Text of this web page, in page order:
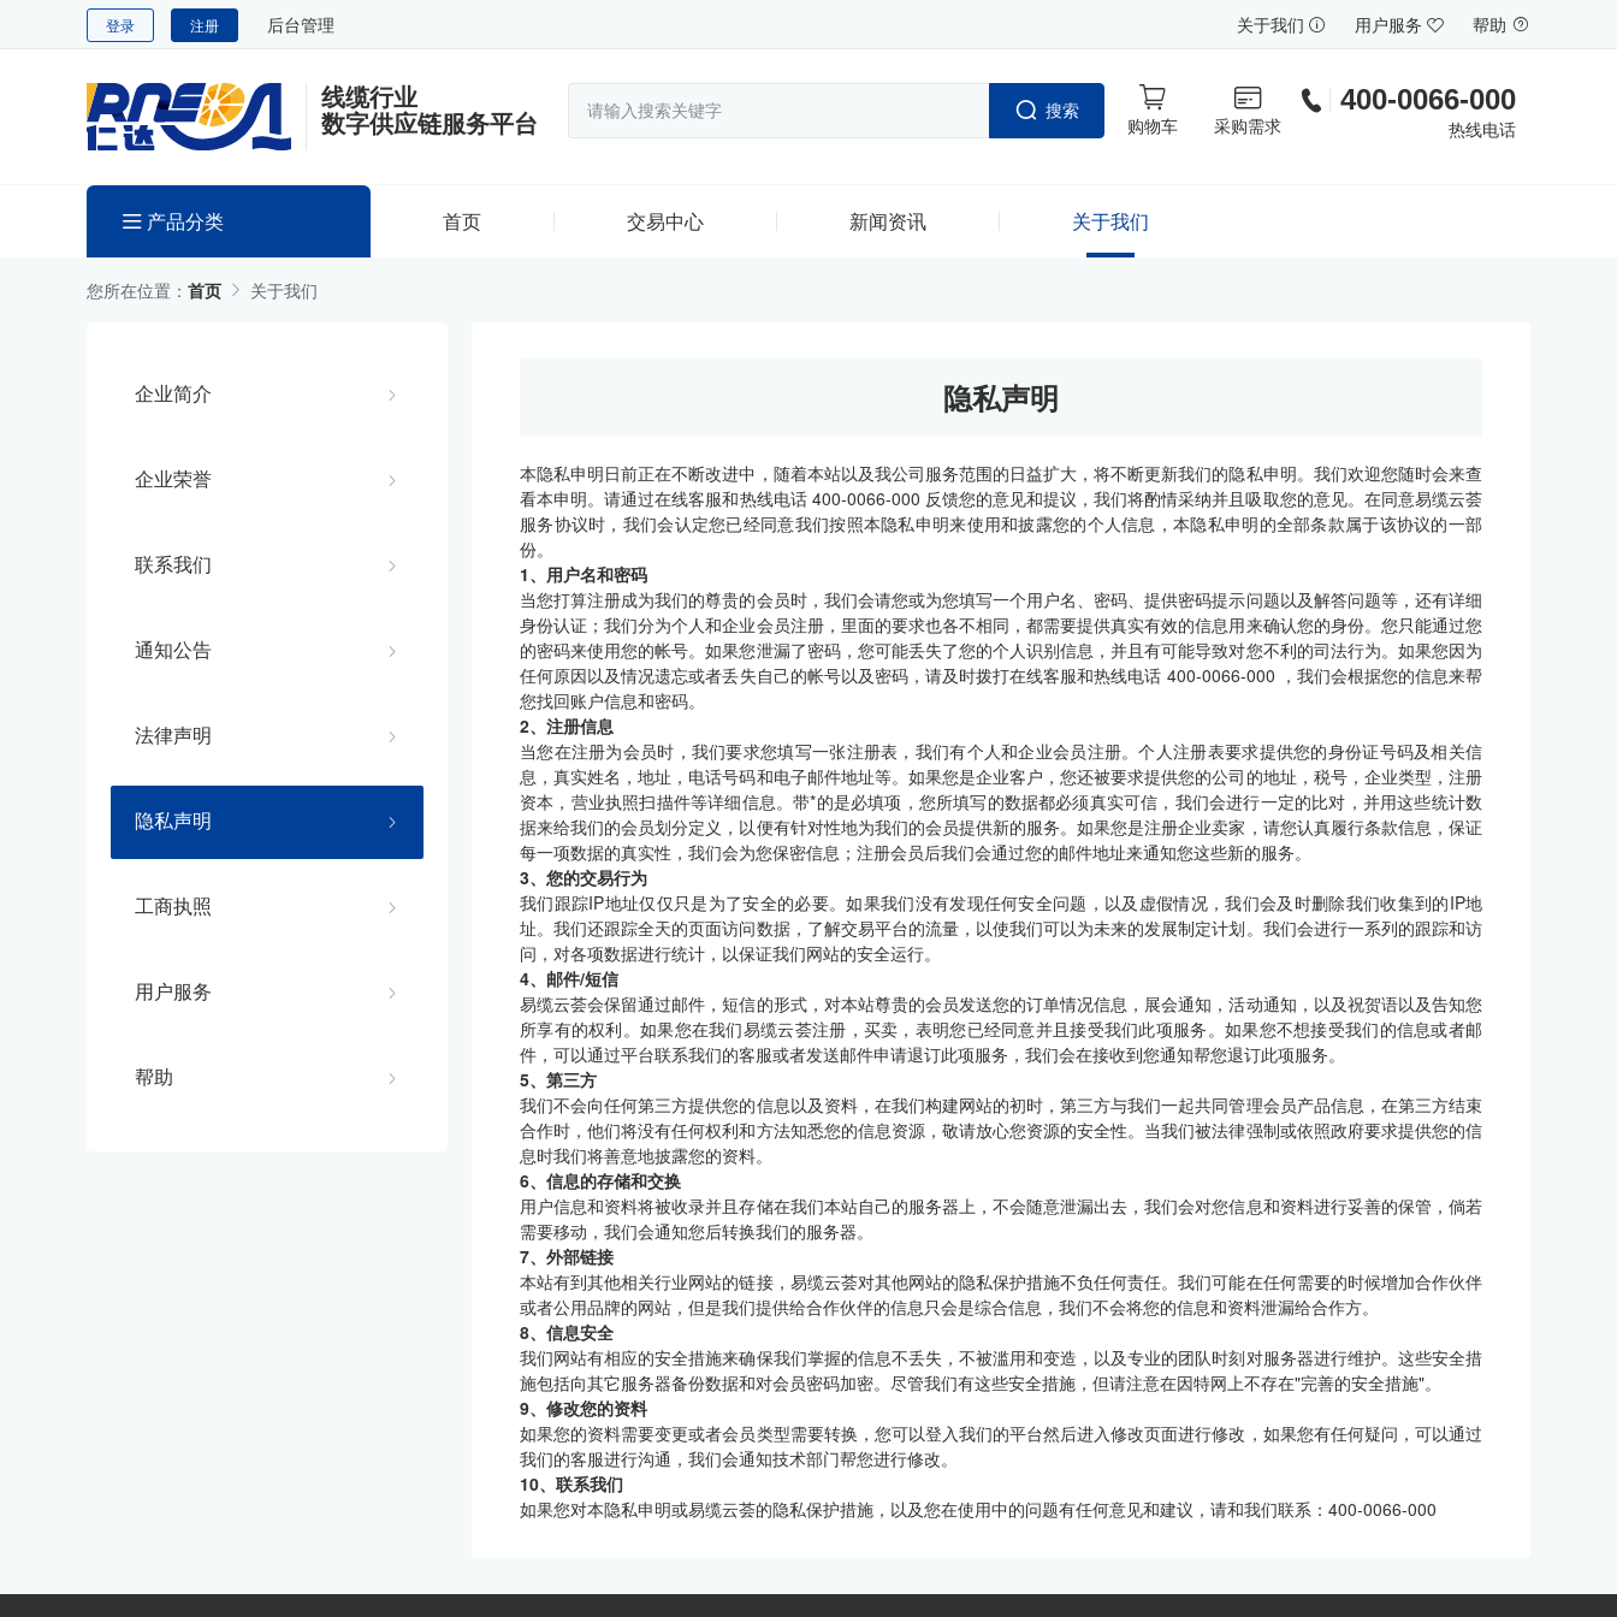
登录 注册 后台管理 关于我们 用户服务 帮助
线缆行业
数字供应链服务平台 搜索
购物车 采购需求
400-0066-000
热线电话
产品分类 首页 交易中心 新闻资讯 关于我们
您所在位置： 首页 关于我们
企业简介
企业荣誉
联系我们
通知公告
法律声明
隐私声明
工商执照
用户服务
帮助
隐私声明
本隐私申明日前正在不断改进中，随着本站以及我公司服务范围的日益扩大，将不断更新我们的隐私申明。我们欢迎您随时会来查
看本申明。请通过在线客服和热线电话 400-0066-000 反馈您的意见和提议，我们将酌情采纳并且吸取您的意见。在同意易缆云荟
服务协议时，我们会认定您已经同意我们按照本隐私申明来使用和披露您的个人信息，本隐私申明的全部条款属于该协议的一部
份。
1、用户名和密码
当您打算注册成为我们的尊贵的会员时，我们会请您或为您填写一个用户名、密码、提供密码提示问题以及解答问题等，还有详细
身份认证；我们分为个人和企业会员注册，里面的要求也各不相同，都需要提供真实有效的信息用来确认您的身份。您只能通过您
的密码来使用您的帐号。如果您泄漏了密码，您可能丢失了您的个人识别信息，并且有可能导致对您不利的司法行为。如果您因为
任何原因以及情况遗忘或者丢失自己的帐号以及密码，请及时拨打在线客服和热线电话 400-0066-000 ，我们会根据您的信息来帮
您找回账户信息和密码。
2、注册信息
当您在注册为会员时，我们要求您填写一张注册表，我们有个人和企业会员注册。个人注册表要求提供您的身份证号码及相关信
息，真实姓名，地址，电话号码和电子邮件地址等。如果您是企业客户，您还被要求提供您的公司的地址，税号，企业类型，注册
资本，营业执照扫描件等详细信息。带*的是必填项，您所填写的数据都必须真实可信，我们会进行一定的比对，并用这些统计数
据来给我们的会员划分定义，以便有针对性地为我们的会员提供新的服务。如果您是注册企业卖家，请您认真履行条款信息，保证
每一项数据的真实性，我们会为您保密信息；注册会员后我们会通过您的邮件地址来通知您这些新的服务。
3、您的交易行为
我们跟踪IP地址仅仅只是为了安全的必要。如果我们没有发现任何安全问题，以及虚假情况，我们会及时删除我们收集到的IP地
址。我们还跟踪全天的页面访问数据，了解交易平台的流量，以使我们可以为未来的发展制定计划。我们会进行一系列的跟踪和访
问，对各项数据进行统计，以保证我们网站的安全运行。
4、邮件/短信
易缆云荟会保留通过邮件，短信的形式，对本站尊贵的会员发送您的订单情况信息，展会通知，活动通知，以及祝贺语以及告知您
所享有的权利。如果您在我们易缆云荟注册，买卖，表明您已经同意并且接受我们此项服务。如果您不想接受我们的信息或者邮
件，可以通过平台联系我们的客服或者发送邮件申请退订此项服务，我们会在接收到您通知帮您退订此项服务。
5、第三方
我们不会向任何第三方提供您的信息以及资料，在我们构建网站的初时，第三方与我们一起共同管理会员产品信息，在第三方结束
合作时，他们将没有任何权利和方法知悉您的信息资源，敬请放心您资源的安全性。当我们被法律强制或依照政府要求提供您的信
息时我们将善意地披露您的资料。
6、信息的存储和交换
用户信息和资料将被收录并且存储在我们本站自己的服务器上，不会随意泄漏出去，我们会对您信息和资料进行妥善的保管，倘若
需要移动，我们会通知您后转换我们的服务器。
7、外部链接
本站有到其他相关行业网站的链接，易缆云荟对其他网站的隐私保护措施不负任何责任。我们可能在任何需要的时候增加合作伙伴
或者公用品牌的网站，但是我们提供给合作伙伴的信息只会是综合信息，我们不会将您的信息和资料泄漏给合作方。
8、信息安全
我们网站有相应的安全措施来确保我们掌握的信息不丢失，不被滥用和变造，以及专业的团队时刻对服务器进行维护。这些安全措
施包括向其它服务器备份数据和对会员密码加密。尽管我们有这些安全措施，但请注意在因特网上不存在"完善的安全措施"。
9、修改您的资料
如果您的资料需要变更或者会员类型需要转换，您可以登入我们的平台然后进入修改页面进行修改，如果您有任何疑问，可以通过
我们的客服进行沟通，我们会通知技术部门帮您进行修改。
10、联系我们
如果您对本隐私申明或易缆云荟的隐私保护措施，以及您在使用中的问题有任何意见和建议，请和我们联系：400-0066-000